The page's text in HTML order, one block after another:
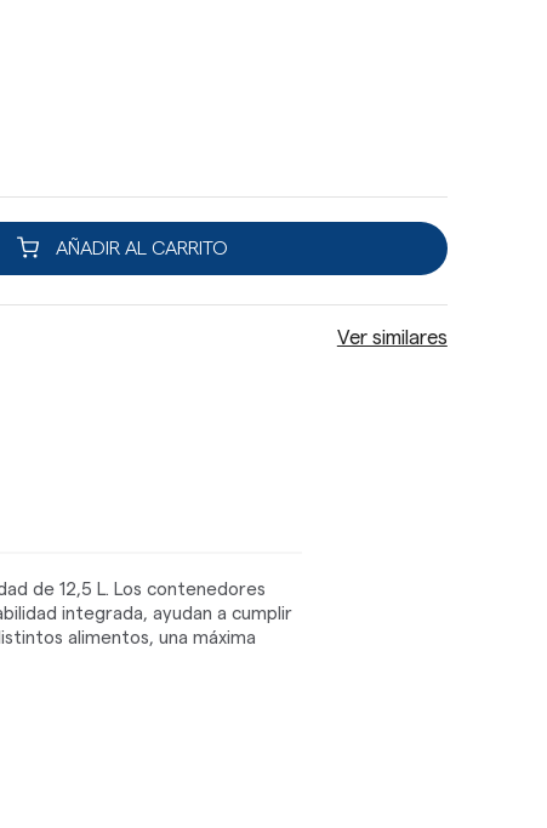
AÑADIR AL CARRITO
Ver similares
de 12,5 L. Los contenedores
integrada, ayudan a cumplir
alimentos, una máxima